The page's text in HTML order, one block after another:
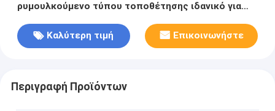
ρυμουλκούμενο τύπου τοποθέτησης ιδανικό για
Καλύτερη τιμή
Επικοινωνήστε
Περιγραφή Προϊόντων